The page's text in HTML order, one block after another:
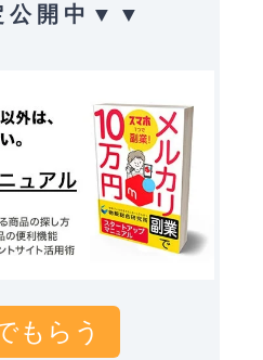
公 開 中 ▼ ▼
もらう